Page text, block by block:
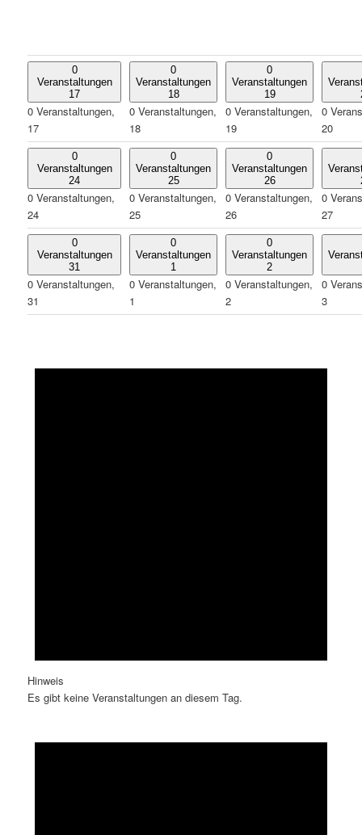
0
Veranstaltungen
17
0 Veranstaltungen,
17
0
Veranstaltungen
18
0 Veranstaltungen,
18
0
Veranstaltungen
19
0 Veranstaltungen,
19
0
20
0
Veranstaltungen
24
0 Veranstaltungen,
24
0
Veranstaltungen
25
0 Veranstaltungen,
25
0
Veranstaltungen
26
0 Veranstaltungen,
26
0
27
0
Veranstaltungen
31
0 Veranstaltungen,
31
0
Veranstaltungen
1
0 Veranstaltungen,
1
0
Veranstaltungen
2
0 Veranstaltungen,
2
0
3
Hinweis
Es gibt keine Veranstaltungen an diesem Tag.